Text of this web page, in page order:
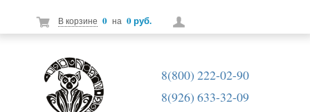
В корзине 0 на 0 руб.
8(800) 222-02-90
8(926) 633-32-09